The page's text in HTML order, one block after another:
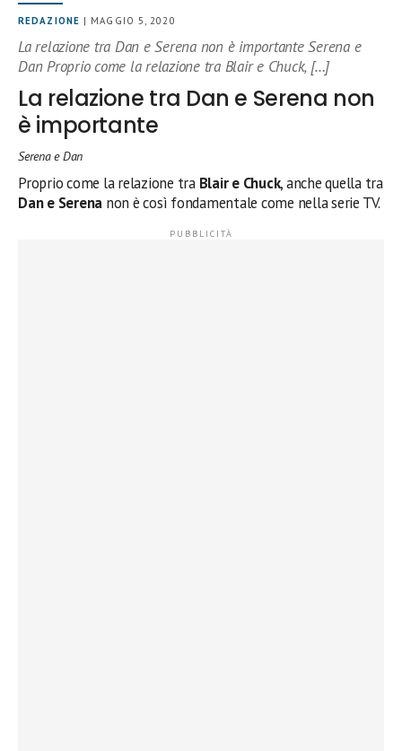
REDAZIONE | MAGGIO 5, 2020
La relazione tra Dan e Serena non è importante Serena e
Dan Proprio come la relazione tra Blair e Chuck, […]
La relazione tra Dan e Serena non
è importante
Serena e Dan
Proprio come la relazione tra Blair e Chuck, anche quella tra
Dan e Serena non è così fondamentale come nella serie TV.